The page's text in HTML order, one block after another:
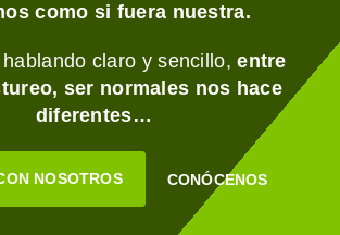
como si fuera nuestra.
claro y sencillo,entre
ser normales nos hace
diferentes…
NOSOTROS CONÓCENOS